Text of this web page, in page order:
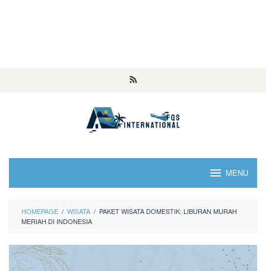
MENU
HOMEPAGE / WISATA / PAKET WISATA DOMESTIK: LIBURAN MURAH
MERIAH DI INDONESIA